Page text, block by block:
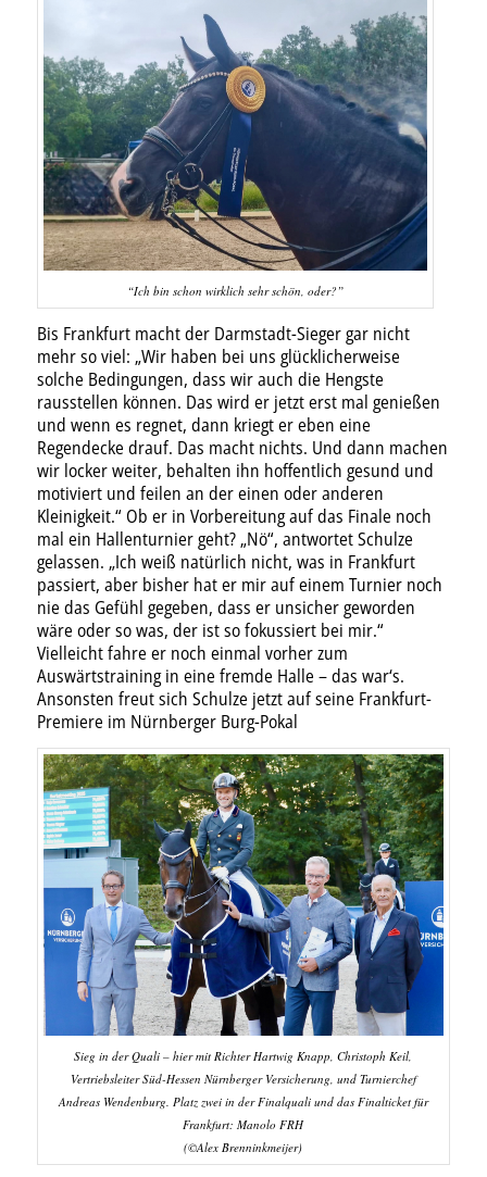
“Ich bin schon wirklich sehr schön, oder?”
Bis Frankfurt macht der Darmstadt-Sieger gar nicht
mehr so viel: „Wir haben bei uns glücklicherweise
solche Bedingungen, dass wir auch die Hengste
rausstellen können. Das wird er jetzt erst mal genießen
und wenn es regnet, dann kriegt er eben eine
Regendecke drauf. Das macht nichts. Und dann machen
wir locker weiter, behalten ihn hoffentlich gesund und
motiviert und feilen an der einen oder anderen
Kleinigkeit.“ Ob er in Vorbereitung auf das Finale noch
mal ein Hallenturnier geht? „Nö“, antwortet Schulze
gelassen. „Ich weiß natürlich nicht, was in Frankfurt
passiert, aber bisher hat er mir auf einem Turnier noch
nie das Gefühl gegeben, dass er unsicher geworden
wäre oder so was, der ist so fokussiert bei mir.“
Vielleicht fahre er noch einmal vorher zum
Auswärtstraining in eine fremde Halle – das war‘s.
Ansonsten freut sich Schulze jetzt auf seine Frankfurt-
Premiere im Nürnberger Burg-Pokal
Sieg in der Quali – hier mit Richter Hartwig Knapp, Christoph Keil,
Vertriebsleiter Süd-Hessen Nürnberger Versicherung, und Turnierchef
Andreas Wendenburg. Platz zwei in der Finalquali und das Finalticket für
Frankfurt: Manolo FRH
(©Alex Brenninkmeijer)